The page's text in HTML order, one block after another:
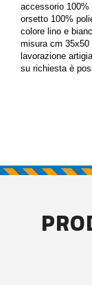
accessorio
orsetto 100%
colore lino e
misura cm 35x50
lavorazione
su richiesta è